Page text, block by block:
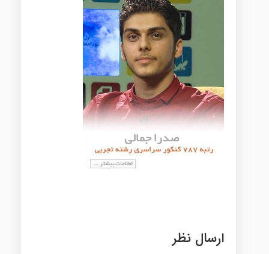
ارسال نظر